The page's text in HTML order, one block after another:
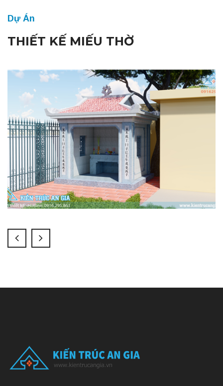
Dự Án
THIẾT KẾ MIẾU THỜ
Miếu thờ diện tích thông thủy 2,1x2,35 m
Sơn Giả đá